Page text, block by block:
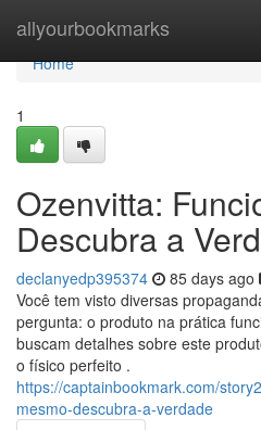
allyourbookmarks
Home
Home
1
Ozenvitta:
Descubra a
declanyedp395374 85 days ago
Você tem visto diversas
pergunta: o produto na prática
buscam detalhes sobre este
o físico perfeito .
https://captainbookmark.com/
mesmo-descubra-a-verdade